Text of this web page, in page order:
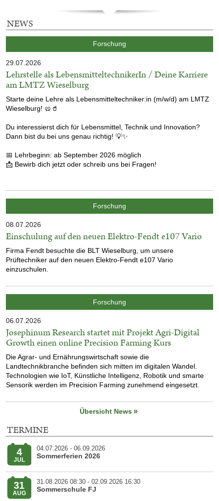
NEWS
Kategorie:
Forschung
Veröffentlicht
29.07.2026
Lehrstelle als LebensmitteltechnikerIn / Deine Karriere
am LMTZ Wieselburg
Starte deine Lehre als Lebensmitteltechniker:in (m/w/d) am LMTZ
Wieselburg! 🥨🥤
Du interessierst dich für Lebensmittel, Technik und Innovation?
Dann bist du bei uns genau richtig! 💡✨
📅 Lehrbeginn: ab September 2026 möglich
📩Bewirb dich jetzt oder schreib uns bei Fragen!
Kategorie:
Forschung
Veröffentlicht
08.07.2026
Einschulung auf den neuen Elektro-Fendt e107 Vario
Firma Fendt besuchte die BLT Wieselburg, um unsere
Prüftechniker auf den neuen Elektro-Fendt e107 Vario
einzuschulen.
Kategorie:
Forschung
Veröffentlicht
06.07.2026
Josephinum Research startet mit Projekt Agri-Digital
Growth einen online Precision Farming Kurs
Die Agrar- und Ernährungswirtschaft sowie die
Landtechnikbranche befinden sich mitten im digitalen Wandel.
Technologien wie IoT, Künstliche Intelligenz, Robotik und smarte
Sensorik werden im Precision Farming zunehmend eingesetzt.
Übersicht News
TERMINE
SOMMERFERIEN
2026
4
JUL
Veranstaltungsdatum:
04.07.2026 - 06.09.2026
Sommerferien 2026
SOMMERSCHULE
31
AUG
Veranstaltungsdatum:
31.08.2026 08:30 - 02.09.2026 16:30
Sommerschule FJ